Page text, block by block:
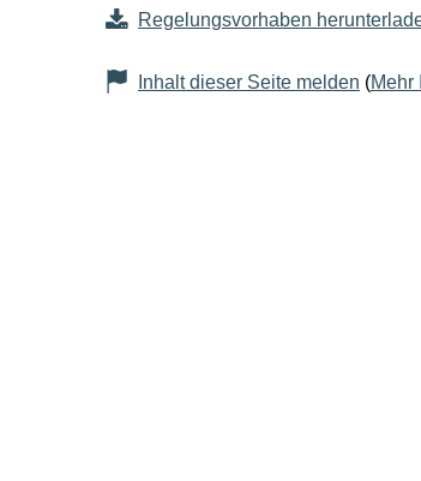
Regelungsvorhaben
Inhalt dieser Seite melden (Mehr